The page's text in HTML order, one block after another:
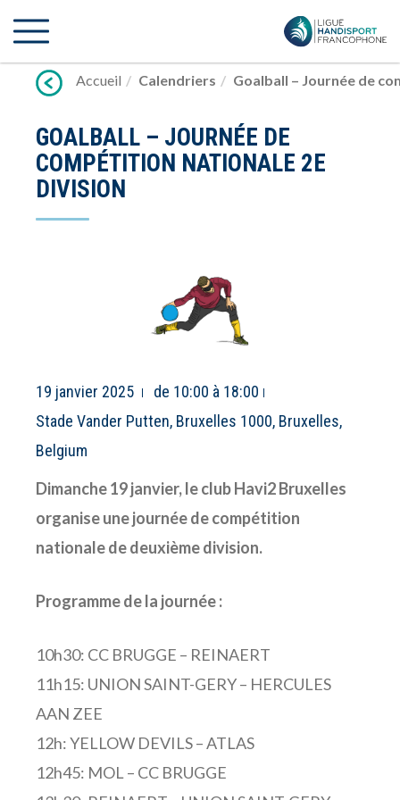
vers
Accueil
Calendriers Goalball – Journée de
GOALBALL – JOURNÉE DE
COMPÉTITION NATIONALE 2E
DIVISION
19 janvier 2025
de 10:00 à 18:00
Stade Vander Putten, Bruxelles 1000, Bruxelles,
Belgium
Dimanche 19 janvier, le club Havi2 Bruxelles
organise une journée de compétition
nationale de deuxième division.
Programme de la journée :
10h30: CC BRUGGE – REINAERT
11h15: UNION SAINT-GERY – HERCULES
AAN ZEE
12h: YELLOW DEVILS – ATLAS
12h45: MOL – CC BRUGGE